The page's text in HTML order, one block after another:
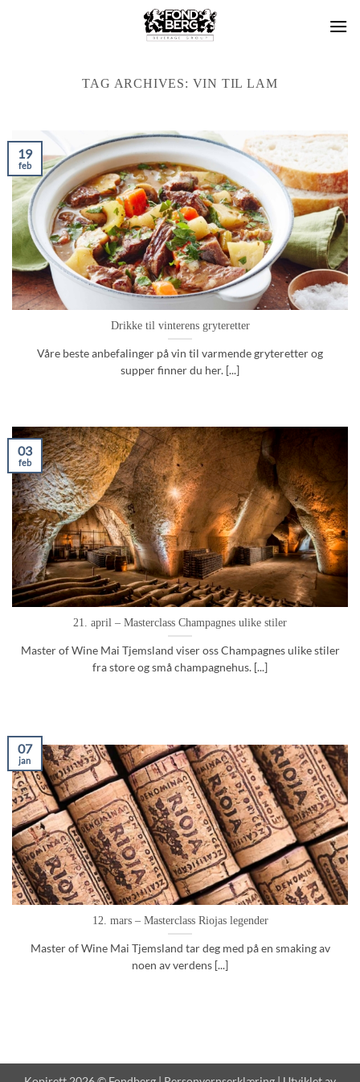
TAG ARCHIVES: VIN TIL LAM
Drikke til vinterens gryteretter
Våre beste anbefalinger på vin til varmende gryteretter og
supper finner du her. [...]
19
feb
21. april – Masterclass Champagnes ulike stiler
Master of Wine Mai Tjemsland viser oss Champagnes ulike stiler
fra store og små champagnehus. [...]
03
feb
12. mars – Masterclass Riojas legender
Master of Wine Mai Tjemsland tar deg med på en smaking av
noen av verdens [...]
07
jan